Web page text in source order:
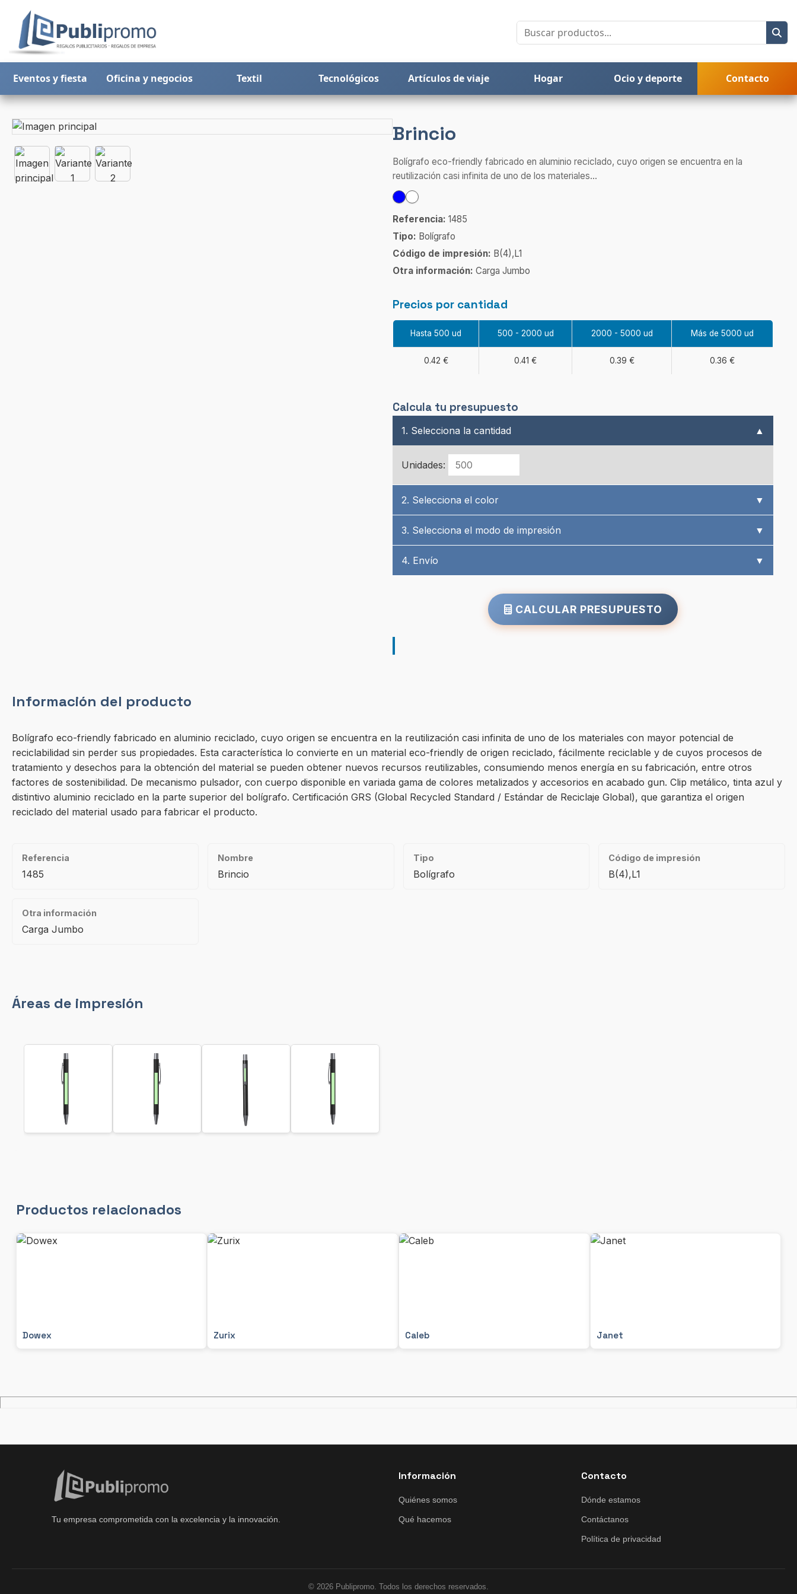
Eventos y fiesta Oficina y negocios Textil Tecnológicos Artículos de viaje Hogar Ocio y deporte Contacto
Brincio
Bolígrafo eco-friendly fabricado en aluminio reciclado, cuyo origen se encuentra en la
reutilización casi infinita de uno de los materiales...
Referencia: 1485
Tipo: Bolígrafo
Código de impresión: B(4),L1
Otra información: Carga Jumbo
Precios por cantidad
Hasta 500 ud 500 - 2000 ud 2000 - 5000 ud Más de 5000 ud
0.42 € 0.41 € 0.39 € 0.36 €
Calcula tu presupuesto
1. Selecciona la cantidad ▲
Unidades:
2. Selecciona el color ▼
3. Selecciona el modo de impresión ▼
4. Envío ▼
CALCULAR PRESUPUESTO
Información del producto
Bolígrafo eco-friendly fabricado en aluminio reciclado, cuyo origen se encuentra en la reutilización casi infinita de uno de los materiales con mayor potencial de
reciclabilidad sin perder sus propiedades. Esta característica lo convierte en un material eco-friendly de origen reciclado, fácilmente reciclable y de cuyos procesos de
tratamiento y desechos para la obtención del material se pueden obtener nuevos recursos reutilizables, consumiendo menos energía en su fabricación, entre otros
factores de sostenibilidad. De mecanismo pulsador, con cuerpo disponible en variada gama de colores metalizados y accesorios en acabado gun. Clip metálico, tinta azul y
distintivo aluminio reciclado en la parte superior del bolígrafo. Certificación GRS (Global Recycled Standard / Estándar de Reciclaje Global), que garantiza el origen
reciclado del material usado para fabricar el producto.
Referencia
1485
Nombre
Brincio
Tipo
Bolígrafo
Código de impresión
B(4),L1
Otra información
Carga Jumbo
Áreas de impresión
Productos relacionados
Dowex Zurix Caleb Janet
Tu empresa comprometida con la excelencia y la innovación.
Información
Quiénes somos
Qué hacemos
Contacto
Dónde estamos
Contáctanos
Política de privacidad
© 2026 Publipromo. Todos los derechos reservados.